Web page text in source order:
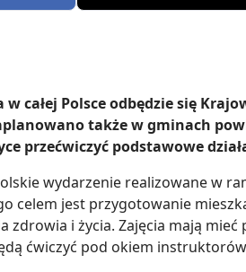
w całej Polsce odbędzie się
także w gminach
przećwiczyć podstawowe
wydarzenie realizowane w
celem jest przygotowanie
zdrowia i życia. Zajęcia mają
ćwiczyć pod okiem